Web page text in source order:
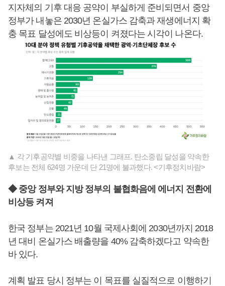
지자체의 기후 대응 공약이 부실하게 준비되면서 중앙
정부가 내놓은 2030년 온실가스 감축과 재생에너지 확
충 목표 달성에도 비상등이 켜졌다는 시각이 나온다.
▲ 각 기후공약별 비중을 나타낸 그래프. 탄소중립 달성을 약속한
후보는 전체 624명 가운데 단 21명에 불과했다. <기후정치바람>
◆ 중앙 정부와 지방 정부의 불협화음에 에너지 전환에
비상등 켜져
한국 정부는 2021년 10월 국제사회에 2030년까지 2018
년 대비 온실가스 배출량을 40% 감축하겠다고 약속한
바 있다.
계획 발표 당시 정부는 이 목표를 실질적으로 이행하기